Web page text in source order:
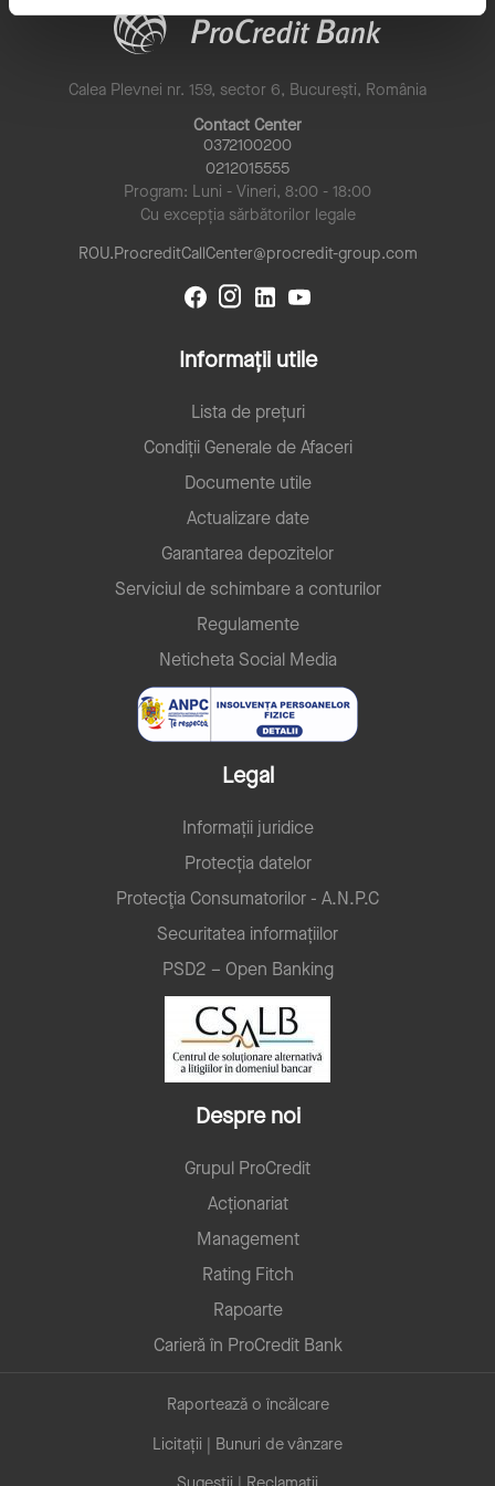
Calea Plevnei nr. 159, sector 6, București, România
Contact Center
0372100200
0212015555
Program: Luni - Vineri, 8:00 - 18:00
Cu excepția sărbătorilor legale
ROU.ProcreditCallCenter@procredit-group.com
Informații utile
Lista de prețuri
Condiții Generale de Afaceri
Documente utile
Actualizare date
Garantarea depozitelor
Serviciul de schimbare a conturilor
Regulamente
Neticheta Social Media
Legal
Informații juridice
Protecția datelor
Protecţia Consumatorilor - A.N.P.C
Securitatea informațiilor
PSD2 – Open Banking
Despre noi
Grupul ProCredit
Acționariat
Management
Rating Fitch
Rapoarte
Carieră în ProCredit Bank
Raportează o încălcare
Licitații | Bunuri de vânzare